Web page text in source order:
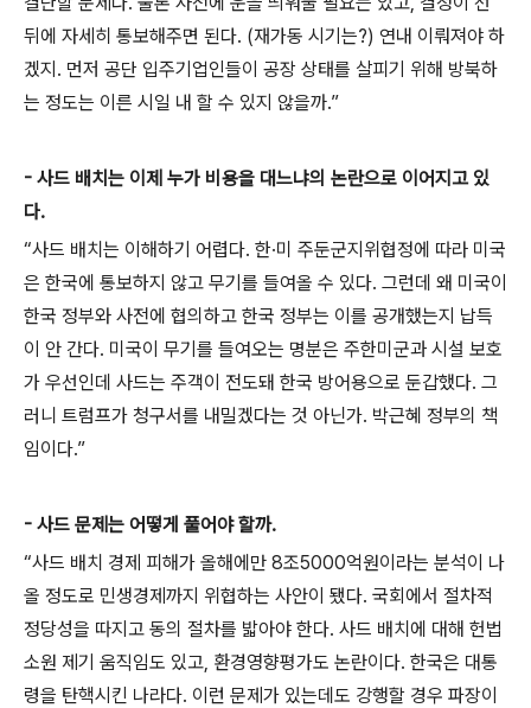
뒤에 자세히 통보해주면 된다. (재가동 시기는?) 연내 이뤄져야 하
겠지. 먼저 공단 입주기업인들이 공장 상태를 살피기 위해 방북하
는 정도는 이른 시일 내 할 수 있지 않을까.”
- 사드 배치는 이제 누가 비용을 대느냐의 논란으로 이어지고 있
다.
“사드 배치는 이해하기 어렵다. 한·미 주둔군지위협정에 따라 미국
은 한국에 통보하지 않고 무기를 들여올 수 있다. 그런데 왜 미국이
한국 정부와 사전에 협의하고 한국 정부는 이를 공개했는지 납득
이 안 간다. 미국이 무기를 들여오는 명분은 주한미군과 시설 보호
가 우선인데 사드는 주객이 전도돼 한국 방어용으로 둔갑했다. 그
러니 트럼프가 청구서를 내밀겠다는 것 아닌가. 박근혜 정부의 책
임이다.”
- 사드 문제는 어떻게 풀어야 할까.
“사드 배치 경제 피해가 올해에만 8조5000억원이라는 분석이 나
올 정도로 민생경제까지 위협하는 사안이 됐다. 국회에서 절차적
정당성을 따지고 동의 절차를 밟아야 한다. 사드 배치에 대해 헌법
소원 제기 움직임도 있고, 환경영향평가도 논란이다. 한국은 대통
령을 탄핵시킨 나라다. 이런 문제가 있는데도 강행할 경우 파장이